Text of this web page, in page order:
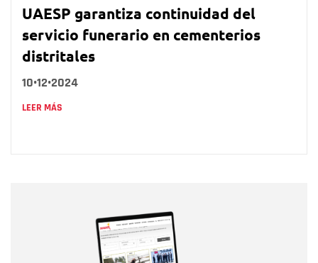
UAESP garantiza continuidad del
servicio funerario en cementerios
distritales
10•12•2024
LEER MÁS
Correo electrónico